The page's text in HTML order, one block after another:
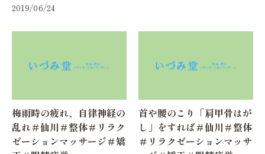
2019/06/24
梅雨時の疲れ、自律神経の
乱れ＃仙川＃整体＃リラク
ゼーションマッサージ＃矯
首や腰のこり「肩甲骨はが
し」をすれば＃仙川＃整体
＃リラクゼーションマッサ